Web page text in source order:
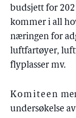
budsjett for
kommer i all
næringen for
luftfartøyer,
flyplasser mv.
Komiteen
undersøkelse